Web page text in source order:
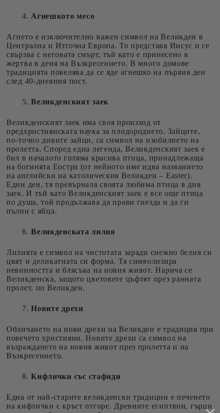
Агнешкото месо
Агнето е изключително важен символ на Великден в
Централна и Източна Европа. То представя Иисус и се
свързва с неговата смърт, тъй като е принесено в
жертва в деня на Възкресението. В много домове
традицията повелява да се яде агнешко на първия ден
след 40-дневния пост.
Великденският заек
Великденският заек има своя произход от
предхристиянската наука за плодородието. Зайците,
по-точно дивите зайци, са символ на изобилието на
пролетта. Според една легенда, Великденският заек е
бил в началото голяма красива птица, принадлежаща
на богинята Еостра (от нейното име идва названието
на английски на католическия Великден – Easter).
Един ден, тя превърнала своята любима птица в див
заек. И тъй като Великденският заек е все още птица
по душа, той продължава да прави гнезда и да ги
пълни с яйца.
Великденската лилия
Лилията е символ на чистотата заради снежно белия си
цвят и деликатната си форма. Тя символизира
невинността и блясъка на новия живот. Нарича се
Великденска, защото цветовете цъфтят през ранната
пролет, по Великден.
Новите дрехи
Обличането на нови дрехи на Великден е традиция при
повечето християни. Новите дрехи са символ на
възраждането на новия живот през пролетта и на
Възкресението.
Кифлички със стафиди
Една от най-старите великденски традиции е печенето
на кифлички с кръст отгоре. Древните египтяни, гърци